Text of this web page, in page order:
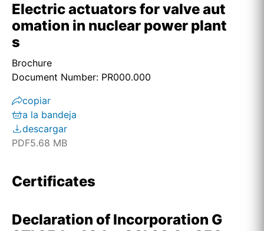
Electric actuators for valve aut
omation in nuclear power plant
s
Brochure
Document Number: PR000.000
copiar
a la bandeja
descargar
PDF5.68 MB
Certificates
Declaration of Incorporation G